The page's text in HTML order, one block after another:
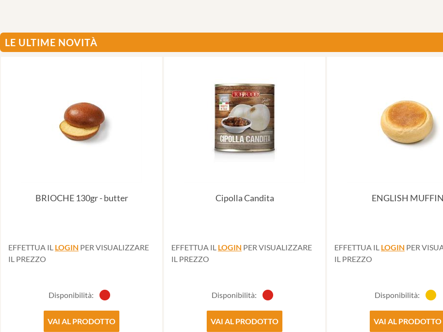
LE ULTIME NOVITÀ
BRIOCHE 130gr - butter
EFFETTUA IL LOGIN PER VISUALIZZARE
IL PREZZO
Disponibilità:
VAI AL PRODOTTO
Cipolla Candita
EFFETTUA IL LOGIN PER VISUALIZZARE
IL PREZZO
Disponibilità:
VAI AL PRODOTTO
ENGLISH MUFFIN
EFFETTUA IL LOGIN PER
IL PREZZO
Disponibilità:
VAI AL PRODOTTO